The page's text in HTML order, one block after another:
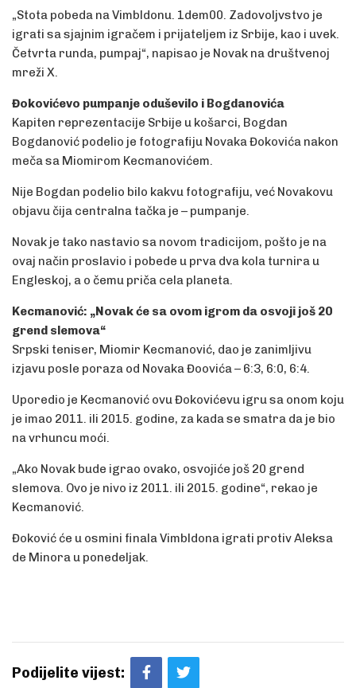
„Stota pobeda na Vimbldonu. 1dem00. Zadovoljvstvo je
igrati sa sjajnim igračem i prijateljem iz Srbije, kao i uvek.
Četvrta runda, pumpaj“, napisao je Novak na društvenoj
mreži X.
Đokovićevo pumpanje oduševilo i Bogdanovića
Kapiten reprezentacije Srbije u košarci, Bogdan
Bogdanović podelio je fotografiju Novaka Đokovića nakon
meča sa Miomirom Kecmanovićem.
Nije Bogdan podelio bilo kakvu fotografiju, već Novakovu
objavu čija centralna tačka je – pumpanje.
Novak je tako nastavio sa novom tradicijom, pošto je na
ovaj način proslavio i pobede u prva dva kola turnira u
Engleskoj, a o čemu priča cela planeta.
Kecmanović: „Novak će sa ovom igrom da osvoji još 20
grend slemova“
Srpski teniser, Miomir Kecmanović, dao je zanimljivu
izjavu posle poraza od Novaka Đoovića – 6:3, 6:0, 6:4.
Uporedio je Kecmanović ovu Đokovićevu igru sa onom koju
je imao 2011. ili 2015. godine, za kada se smatra da je bio
na vrhuncu moći.
„Ako Novak bude igrao ovako, osvojiće još 20 grend
slemova. Ovo je nivo iz 2011. ili 2015. godine“, rekao je
Kecmanović.
Đoković će u osmini finala Vimbldona igrati protiv Aleksa
de Minora u ponedeljak.
Podijelite vijest: